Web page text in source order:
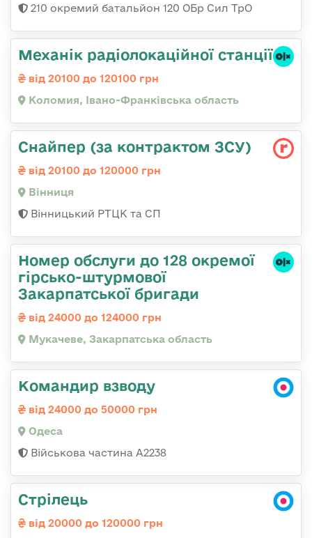
210 окремий батальйон 120 ОБр Сил ТрО
Механік радіолокаційної станції
від 20100 до 120100 грн
Коломия, Івано-Франківська область
Снайпер (за контрактом ЗСУ)
від 20100 до 120000 грн
Вінниця
Вінницький РТЦК та СП
Номер обслуги до 128 окремої
гірсько-штурмової
Закарпатської бригади
від 24000 до 124000 грн
Мукачеве, Закарпатська область
Командир взводу
від 24000 до 50000 грн
Одеса
Військова частина А2238
Стрілець
від 20000 до 120000 грн